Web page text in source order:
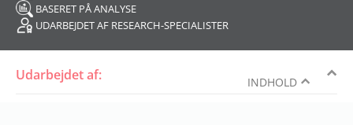
BASERET PÅ ANALYSE
UDARBEJDET AF RESEARCH-SPECIALISTER
Udarbejdet af: INDHOLD